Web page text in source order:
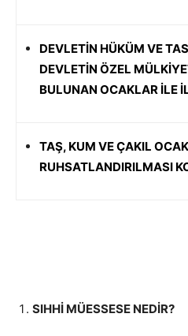
DEVLETİN HÜKÜM VE
DEVLETİN ÖZEL
BULUNAN OCAKLAR İLE
TAŞ, KUM VE ÇAKIL
RUHSATLANDIRILMASI
SIHHİ MÜESSESE NEDİR?